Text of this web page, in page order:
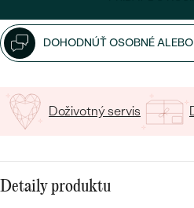
svadobné
obrúčky
DRAHOKAM
ZLATO
PLATINA
STRIEBRO
S DRAHOKAMAMI
S LAB GROWN
S PERLAMI
PERSONALIZOVANÉ
CENOVO DOSTUPNÉ
LUXUSNÉ
DOHODNÚŤ OSOBNÉ
Doživotný servis
Detaily produktu